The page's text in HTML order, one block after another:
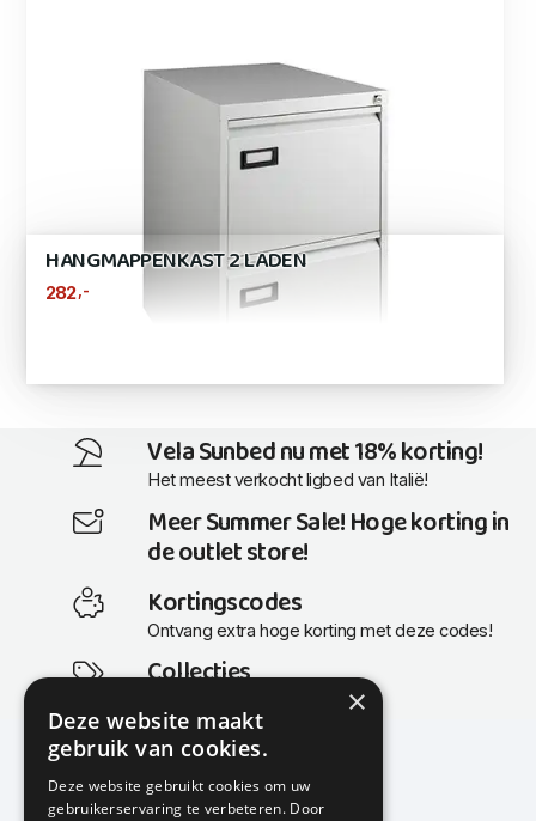
HANGMAPPENKAST 2 LADEN
282,-
Vela Sunbed nu met 18% korting!
Het meest verkocht ligbed van Italië!
Meer Summer Sale! Hoge korting in
de outlet store!
Kortingscodes
Ontvang extra hoge korting met deze codes!
Collecties
Actuele en populaire collecties
×
Deze website maakt
gebruik van cookies.
Deze website gebruikt cookies om uw
gebruikerservaring te verbeteren. Door